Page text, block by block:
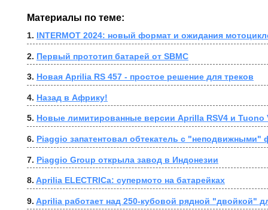
Материалы по теме:
1. INTERMOT 2024: новый формат и ожидания
2. Первый прототип батарей от SBMC
3. Новая Aprilia RS 457 - простое решение для треков
4. Назад в Африку!
5. Новые лимитированные версии Aprilla RSV4 и Tuono
6. Piaggio запатентовал обтекатель с "неподвижными"
7. Piaggio Group открыла завод в Индонезии
8. Aprilia ELECTRICa: супермото на батарейках
9. Aprilia работает над 250-кубовой рядной "двойкой"